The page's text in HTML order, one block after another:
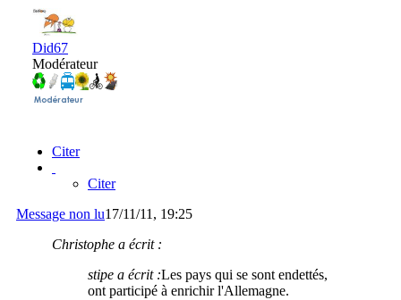
Did67
Modérateur
Citer
Citer
Message non lu17/11/11, 19:25
Christophe a écrit :
stipe a écrit :Les pays qui se sont endettés,
ont participé à enrichir l'Allemagne.